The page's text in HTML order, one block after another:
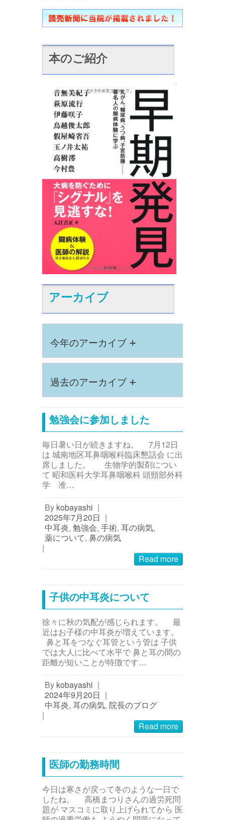
本のご紹介
アーカイブ
今年のアーカイブ +
過去のアーカイブ +
勉強会に参加しました
毎日暑い日が続きますね。 7月12日
は 城南地区耳鼻咽喉科臨床懇話会 に出
席しました。 生物学的製剤につい
て 昭和医科大学耳鼻咽喉科 頭頸部外科
学 准…
By kobayashi |
2025年7月20日 |
中耳炎, 勉強会, 手術, 耳の病気,
薬について, 鼻の病気
|
Read more
子供の中耳炎について
徐々に秋の気配が感じられます。 最
近はお子様の中耳炎が増えています。
鼻と耳をつなぐ耳管という管は 子供
では大人に比べて水平で 鼻と耳の間の
距離が短いことが特徴です…
By kobayashi |
2024年9月20日 |
中耳炎, 耳の病気, 院長のブログ
|
Read more
医師の勤務時間
今日は寒さが戻って冬のような一日で
したね。 高橋まつりさんの過労死問
題が マスコミに取り上げられてから 医